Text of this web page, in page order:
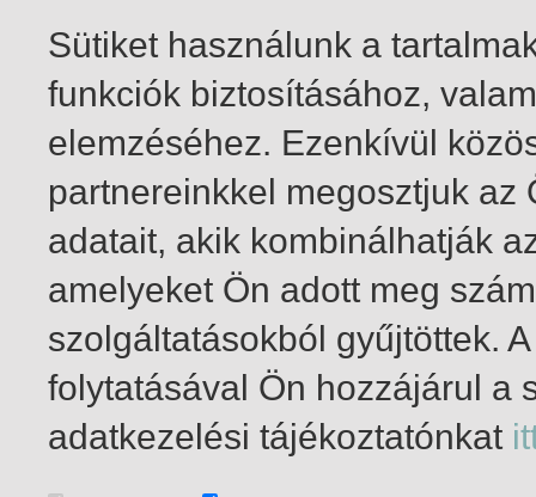
1-1 / insgesamt 1 Treffer
Sütiket használunk a
funkciók biztosításához,
elemzéséhez. Ezenkívül
partnereinkkel megosztjuk
adatait, akik kombinálhatják
amelyeket Ön adott meg
szolgáltatásokból gyűjtöttek.
folytatásával Ön hozzájárul a
adatkezelési tájékoztatónkat